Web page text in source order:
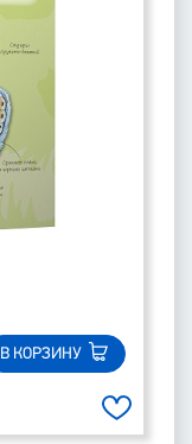
В КОРЗИНУ